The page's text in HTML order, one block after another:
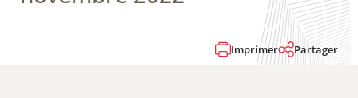
Imprimer Partager